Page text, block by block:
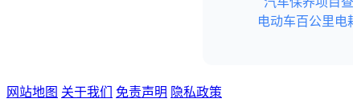
电动车百公里电
网站地图 关于我们 免责声明 隐私政策